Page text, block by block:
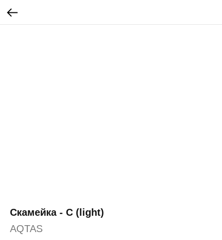
Скамейка - C (light)
AQTAS